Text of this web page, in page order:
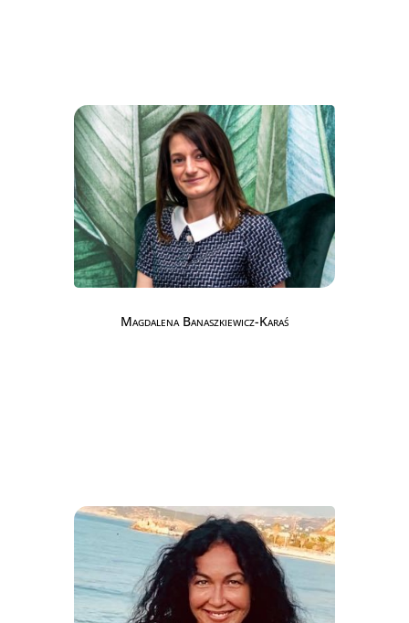
Magdalena Banaszkiewicz-Karaś